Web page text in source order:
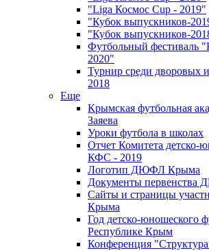
"Liga Космос Cup - 2019"
"Кубок выпускников-
"Кубок выпускников-
Футбольный фестиваль
2020"
Турнир среди дворовых
2018
Еще
Крымская футбольная
Заяева
Уроки футбола в школах
Отчет Комитета детско-
КФС - 2019
Логотип ДЮФЛ Крыма
Документы
Сайты и страницы
Крыма
Год детско-юношеского
Республике Крым
Конференция